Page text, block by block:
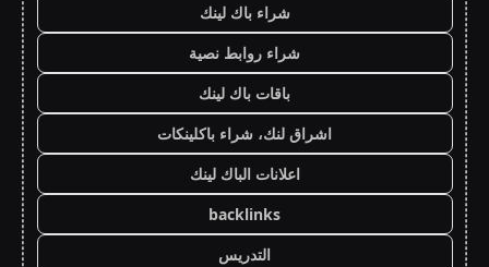
شراء باك لينك
شراء روابط نصية
باقات باك لينك
اشراق لنك، شراء باكلينكات
اعلانات الباك لينك
backlinks
التدريس